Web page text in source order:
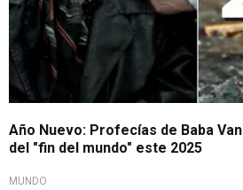
Año Nuevo: Profecías de Baba
del "fin del mundo" este 2025
MUNDO